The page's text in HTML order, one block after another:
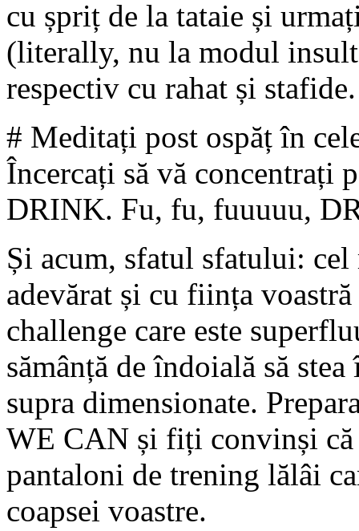
cu șpriț de la tataie și
(literally, nu la modul
respectiv cu rahat și stafide.
# Meditați post ospăț în
Încercați să vă concentrați
DRINK. Fu, fu, fuuuuu,
Și acum, sfatul sfatului: cel
adevărat și cu ființa
challenge care este
sămânță de îndoială să
supra dimensionate.
WE CAN și fiți convinși că
pantaloni de trening lălâi
coapsei voastre.